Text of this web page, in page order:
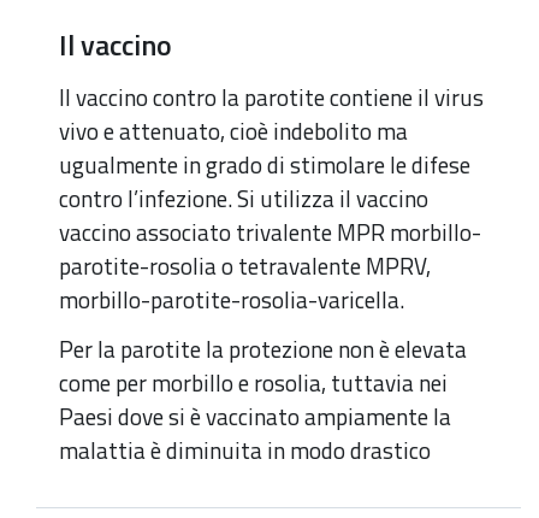
Il vaccino
Il vaccino contro la parotite contiene il virus
vivo e attenuato, cioè indebolito ma
ugualmente in grado di stimolare le difese
contro l’infezione. Si utilizza il vaccino
vaccino associato trivalente MPR morbillo-
parotite-rosolia o tetravalente MPRV,
morbillo-parotite-rosolia-varicella.
Per la parotite la protezione non è elevata
come per morbillo e rosolia, tuttavia nei
Paesi dove si è vaccinato ampiamente la
malattia è diminuita in modo drastico